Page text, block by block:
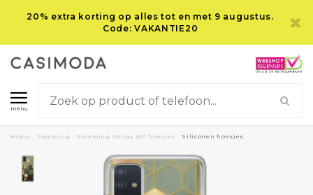
20% extra korting op alles tot en met 9 augustus.
Code: VAKANTIE20
menu
Home Samsung Samsung Galaxy A51 hoesjes Siliconen hoesjes